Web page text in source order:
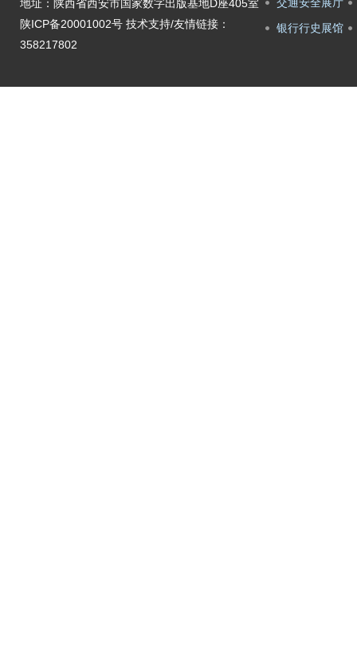
地址：陕西省西安市国家数字出版基地D座405室
陕ICP备20001002号技术支持/友情链接：
358217802
银行行史展馆